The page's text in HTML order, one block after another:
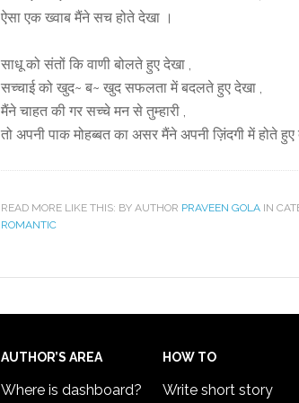
ऐसा एक ख्वाब मैंने सच होते देखा ।
साधू को संतों कि वाणी बोलते हुए देखा ,
सच्चाई को खुद~ ब~ खुद सफलता में बदलते हुए देखा ,
मैंने चाहत की गर सच्चे मन से तुम्हारी ,
तो अपनी पाक मोहब्बत का असर मैंने अपनी ज़िंदगी में होते
READ MORE LIKE THIS: BY AUTHOR PRAVEEN GOLA IN
ROMANTIC
AUTHOR’S AREA
Where is dashboard?
HOW TO
Write short story